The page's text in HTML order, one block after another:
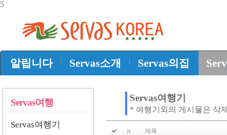
5
알립니다 | Servas소개 | Servas의집 |
Servas여행
Servas여행기
Servas여행기
* 여행기외의 게시물은 삭
N 제목